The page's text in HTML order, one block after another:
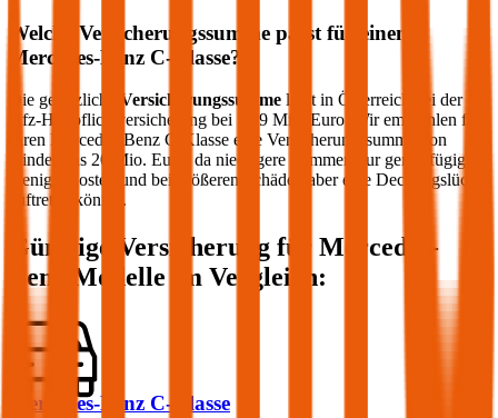
Welche Versicherungssumme passt für einen
Mercedes-Benz C-Klasse?
Die gesetzliche Versicherungssumme liegt in Österreich bei der
Kfz-Haftpflichtversicherung bei 7,79 Mio. Euro. Wir empfehlen für
Ihren Mercedes-Benz C-Klasse eine Versicherungssumme von
mindestens 20 Mio. Euro, da niedrigere Summen nur geringfügig
weniger kosten und bei größeren Schäden aber eine Deckungslücke
auftreten könnte.
Günstige Versicherung für Mercedes-
Benz
Modelle im Vergleich:
Mercedes-Benz C-Klasse